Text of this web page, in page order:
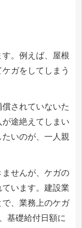
。例えば、屋根
ガをしてしまう
されていないた
途絶えてしまい
いのが、一人親
せんが、ケガの
います。建設業
、業務上のケガ
基礎給付日額に